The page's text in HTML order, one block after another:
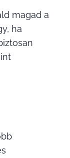
magad a
ha